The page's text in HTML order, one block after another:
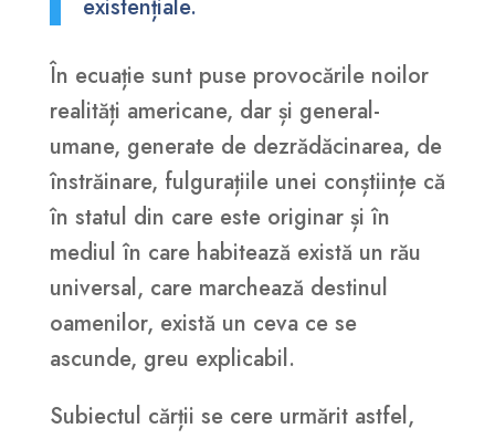
existențiale.
În ecuație sunt puse provocările noilor
realități americane, dar și general-
umane, generate de dezrădăcinarea, de
înstrăinare, fulgurațiile unei conștiințe că
în statul din care este originar și în
mediul în care habitează există un rău
universal, care marchează destinul
oamenilor, există un ceva ce se
ascunde, greu explicabil.
Subiectul cărții se cere urmărit astfel,